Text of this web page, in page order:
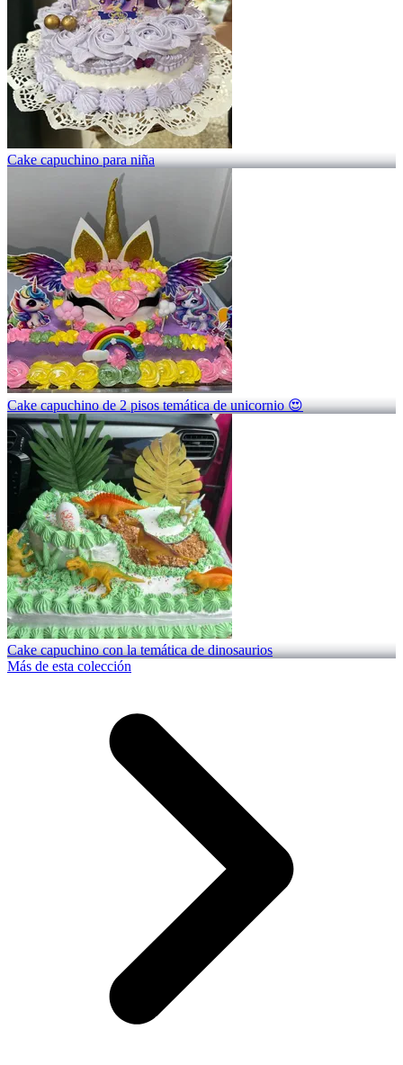
Cake capuchino para niña
Cake capuchino de 2 pisos temática de unicornio 😍
Cake capuchino con la temática de dinosaurios
Más de esta colección